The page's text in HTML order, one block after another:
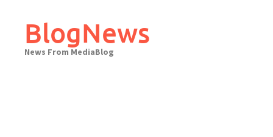
contentBlogNews
News From MediaBlog